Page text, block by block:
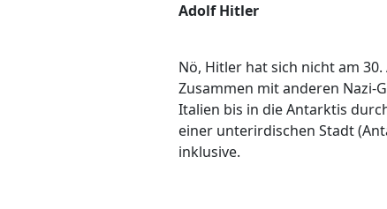
Adolf Hitler
Nö, Hitler hat sich nicht am
Zusammen mit anderen Nazi-
Italien bis in die Antarktis
einer unterirdischen Stadt
inklusive.